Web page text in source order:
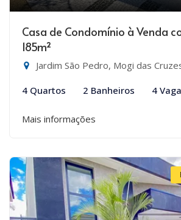
Casa de Condomínio à Venda
185m²
Jardim São Pedro, Mogi das
4 Quartos 2 Banheiros 4
Mais informações